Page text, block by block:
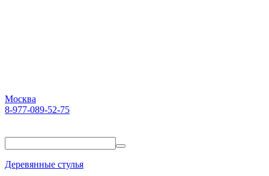
Москва
8-977-089-52-75
Деревянные стулья